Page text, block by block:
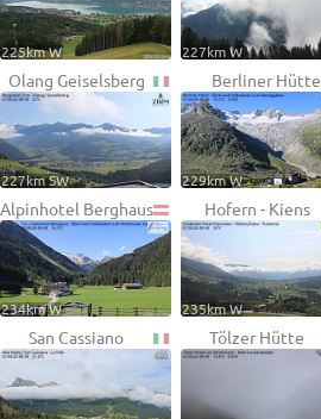
225km W 227km W
Olang Geiselsberg
227km SW
Berliner Hütte
229km W
Alpinhotel Berghaus
234km W
Hofern - Kiens
235km W
San Cassiano Tölzer Hütte